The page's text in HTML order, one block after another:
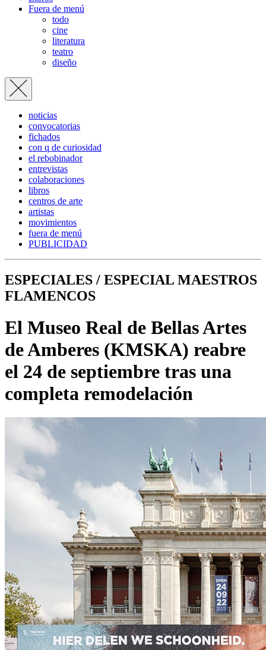
Fuera de menú
todo
cine
literatura
teatro
diseño
noticias
convocatorias
fichados
con q de curiosidad
el rebobinador
entrevistas
colaboraciones
libros
centros de arte
artistas
movimientos
fuera de menú
PUBLICIDAD
ESPECIALES / ESPECIAL MAESTROS
FLAMENCOS
El Museo Real de Bellas Artes
de Amberes (KMSKA) reabre
el 24 de septiembre tras una
completa remodelación